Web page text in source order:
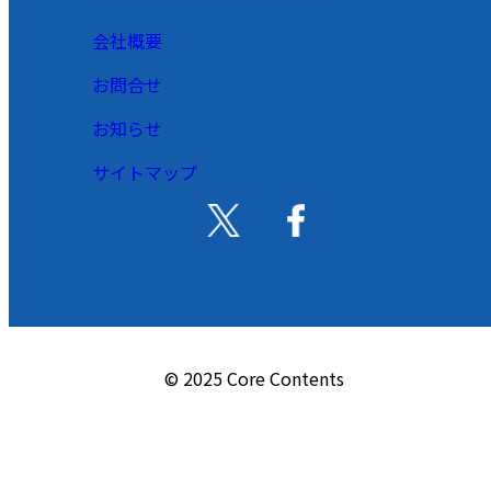
会社概要
お問合せ
お知らせ
サイトマップ
© 2025 Core Contents